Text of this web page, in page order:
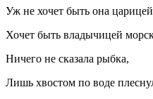
Уж не хочет быть она
Хочет быть владычицей
Ничего не сказала рыбка,
Лишь хвостом по воде